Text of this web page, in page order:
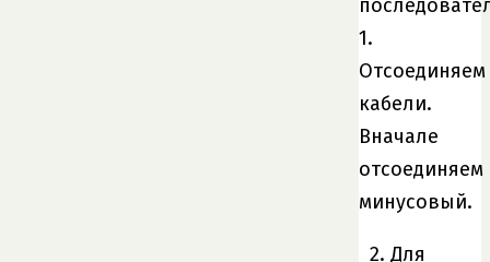
1.
Отсоединяем
кабели.
Вначале
отсоединяем
минусовый.
2. Для